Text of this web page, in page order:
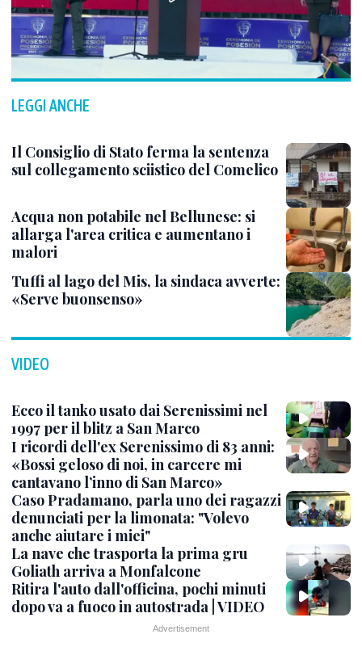
LEGGI ANCHE
Il Consiglio di Stato ferma la sentenza
sul collegamento sciistico del Comelico
Acqua non potabile nel Bellunese: si
allarga l'area critica e aumentano i
malori
Tuffi al lago del Mis, la sindaca avverte:
«Serve buonsenso»
VIDEO
Ecco il tanko usato dai Serenissimi nel
1997 per il blitz a San Marco
I ricordi dell'ex Serenissimo di 83 anni:
«Bossi geloso di noi, in carcere mi
cantavano l’inno di San Marco»
Caso Pradamano, parla uno dei ragazzi
denunciati per la limonata: "Volevo
anche aiutare i miei"
La nave che trasporta la prima gru
Goliath arriva a Monfalcone
Ritira l'auto dall'officina, pochi minuti
dopo va a fuoco in autostrada | VIDEO